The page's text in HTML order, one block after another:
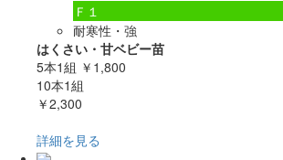
Ｆ１
耐寒性・強
はくさい・甘ベビー苗
5本1組 ￥1,800
10本1組
￥2,300
詳細を見る